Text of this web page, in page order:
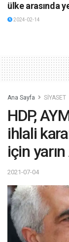
ülke arasında
2024-02-14
Ana Sayfa SİYASET
HDP,
ihlali
için
2021-07-04